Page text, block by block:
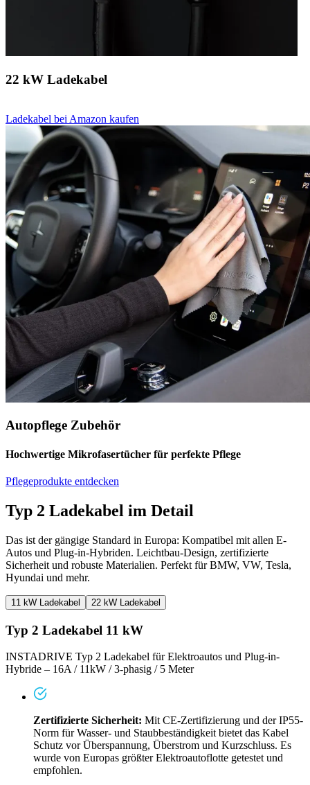
22 kW Ladekabel
Ladekabel bei Amazon kaufen
Autopflege Zubehör
Hochwertige Mikrofasertücher für perfekte Pflege
Pflegeprodukte entdecken
Typ 2 Ladekabel im Detail
Das ist der gängige Standard in Europa: Kompatibel mit allen E-
Autos und Plug-in-Hybriden. Leichtbau-Design, zertifizierte
Sicherheit und robuste Materialien. Perfekt für BMW, VW, Tesla,
Hyundai und mehr.
11 kW Ladekabel 22 kW Ladekabel
Typ 2 Ladekabel 11 kW
INSTADRIVE Typ 2 Ladekabel für Elektroautos und Plug-in-
Hybride – 16A / 11kW / 3-phasig / 5 Meter
Zertifizierte Sicherheit: Mit CE-Zertifizierung und der IP55-
Norm für Wasser- und Staubbeständigkeit bietet das Kabel
Schutz vor Überspannung, Überstrom und Kurzschluss. Es
wurde von Europas größter Elektroautoflotte getestet und
empfohlen.